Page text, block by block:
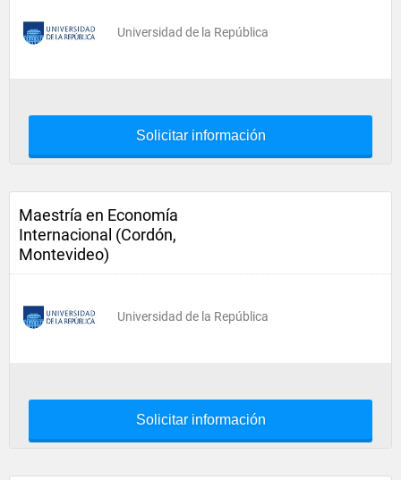
Universidad de la República
Solicitar información
Maestría en Economía
Internacional (Cordón,
Montevideo)
Universidad de la República
Solicitar información